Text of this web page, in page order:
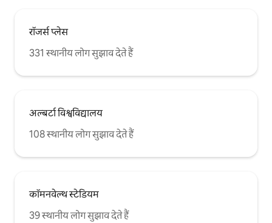
रॉजर्स प्लेस
331 स्थानीय लोग सुझाव देते हैं
अल्बर्टा विश्वविद्यालय
108 स्थानीय लोग सुझाव देते हैं
कॉमनवेल्थ स्टेडियम
39 स्थानीय लोग सुझाव देते हैं